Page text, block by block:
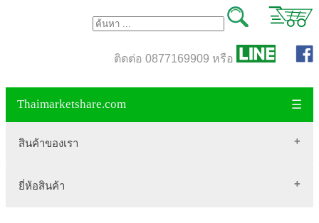
ติดต่อ 0877169909 หรือ
Thaimarketshare.com ☰
สินค้าของเรา
สินค้าขายดี
ยี่ห้อสินค้า